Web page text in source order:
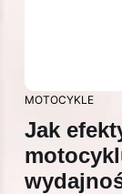
MOTOCYKLE
Jak